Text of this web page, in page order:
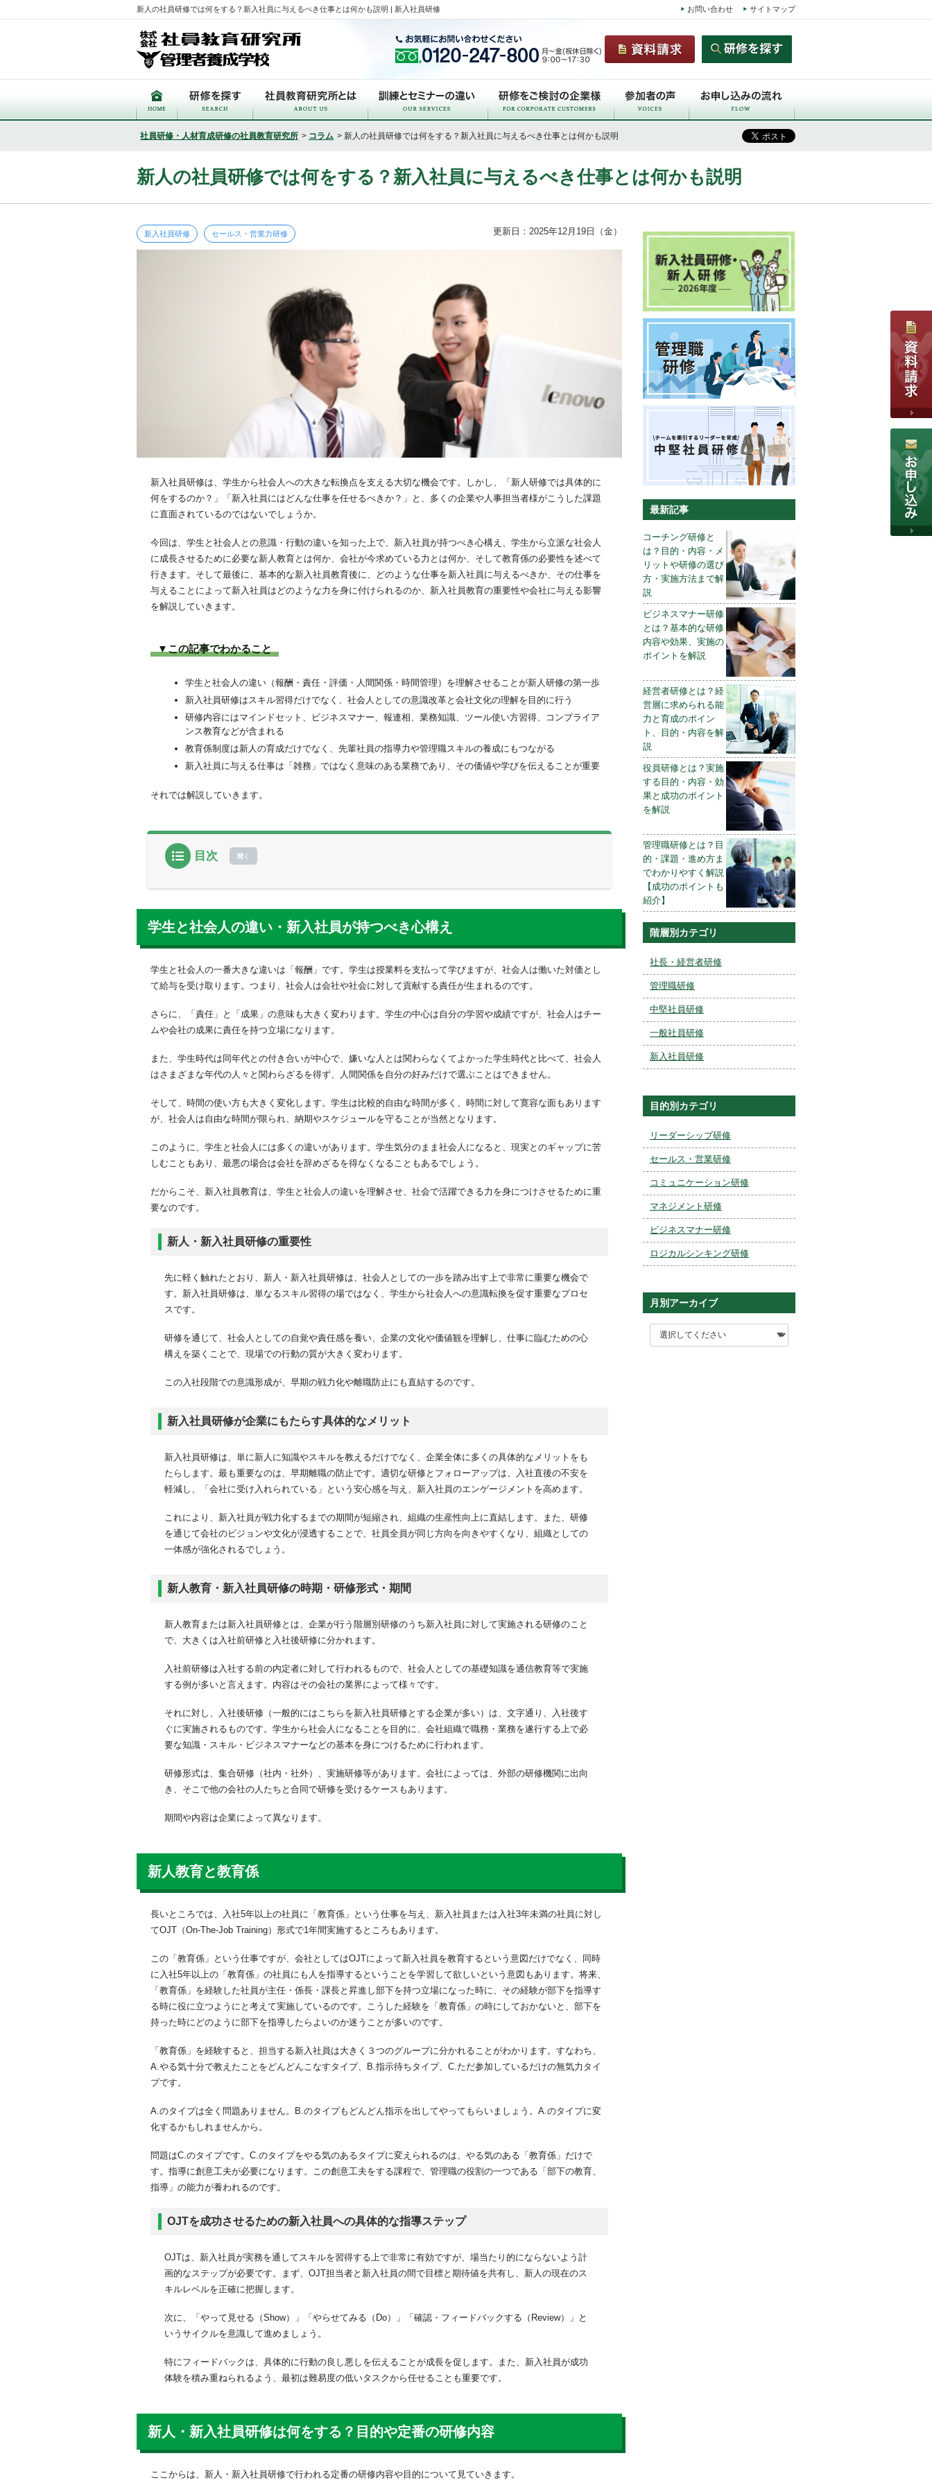
新人の社員研修では何をする？新入社員に与えるべき仕事とは何かも説明 | 新入社員研修 サイトマップ
お問い合わせ
社員研修・人材育成研修の社員教育研究所 > コラム > 新人の社員研修では何をする？新入社員に与えるべき仕事とは何かも説明
新人の社員研修では何をする？新入社員に与えるべき仕事とは何かも説明
新入社員研修 セールス・営業力研修 更新日：2025年12月19日（金）
新入社員研修は、学生から社会人への大きな転換点を支える大切な機会です。しかし、「新人研修では具体的に
何をするのか？」「新入社員にはどんな仕事を任せるべきか？」と、多くの企業や人事担当者様がこうした課題
に直面されているのではないでしょうか。
今回は、学生と社会人との意識・行動の違いを知った上で、新入社員が持つべき心構え、学生から立派な社会人
に成長させるために必要な新人教育とは何か、会社が今求めている力とは何か、そして教育係の必要性を述べて
行きます。そして最後に、基本的な新入社員教育後に、どのような仕事を新入社員に与えるべきか、その仕事を
与えることによって新入社員はどのような力を身に付けられるのか、新入社員教育の重要性や会社に与える影響
を解説していきます。
▼この記事でわかること
学生と社会人の違い（報酬・責任・評価・人間関係・時間管理）を理解させることが新人研修の第一歩
新入社員研修はスキル習得だけでなく、社会人としての意識改革と会社文化の理解を目的に行う
研修内容にはマインドセット、ビジネスマナー、報連相、業務知識、ツール使い方習得、コンプライア
ンス教育などが含まれる
教育係制度は新人の育成だけでなく、先輩社員の指導力や管理職スキルの養成にもつながる
新入社員に与える仕事は「雑務」ではなく意味のある業務であり、その価値や学びを伝えることが重要
それでは解説していきます。
目次
学生と社会人の違い・新入社員が持つべき心構え
新入社員研修が企業にもたらす具体的なメリット
OJTを成功させるための新入社員への具体的な指導ステップ
社会人としてのマインドセットを身に付ける
ビジネスマナー・接遇の習得
仕事の進め方や報連相
ツールやシステムの使い方習得
コミュニケーション能力向上
新入社員の主体性を育てる研修設計のポイント
なぜ研修するのかを明確にし、本人にも伝える
研修後のフォローアップ体制を整える
新入社員を早期戦力化するための“仕事の任せ方”の工夫
新入社員の心構え・意識改革におすすめの新人研修
新入社員に仕事を与える上司・管理職向け研修
FAQ
学生と社会人の違い・新入社員が持つべき心構え
学生と社会人の一番大きな違いは「報酬」です。学生は授業料を支払って学びますが、社会人は働いた対価とし
て給与を受け取ります。つまり、社会人は会社や社会に対して貢献する責任が生まれるのです。
さらに、「責任」と「成果」の意味も大きく変わります。学生の中心は自分の学習や成績ですが、社会人はチー
ムや会社の成果に責任を持つ立場になります。
また、学生時代は同年代との付き合いが中心で、嫌いな人とは関わらなくてよかった学生時代と比べて、社会人
はさまざまな年代の人々と関わらざるを得ず、人間関係を自分の好みだけで選ぶことはできません。
そして、時間の使い方も大きく変化します。学生は比較的自由な時間が多く、時間に対して寛容な面もあります
が、社会人は自由な時間が限られ、納期やスケジュールを守ることが当然となります。
このように、学生と社会人には多くの違いがあります。学生気分のまま社会人になると、現実とのギャップに苦
しむこともあり、最悪の場合は会社を辞めざるを得なくなることもあるでしょう。
だからこそ、新入社員教育は、学生と社会人の違いを理解させ、社会で活躍できる力を身につけさせるために重
要なのです。
新人・新入社員研修の重要性
先に軽く触れたとおり、新人・新入社員研修は、社会人としての一歩を踏み出す上で非常に重要な機会で
す。新入社員研修は、単なるスキル習得の場ではなく、学生から社会人への意識転換を促す重要なプロセ
スです。
研修を通じて、社会人としての自覚や責任感を養い、企業の文化や価値観を理解し、仕事に臨むための心
構えを築くことで、現場での行動の質が大きく変わります。
この入社段階での意識形成が、早期の戦力化や離職防止にも直結するのです。
新入社員研修が企業にもたらす具体的なメリット
新入社員研修は、単に新人に知識やスキルを教えるだけでなく、企業全体に多くの具体的なメリットをも
たらします。最も重要なのは、早期離職の防止です。適切な研修とフォローアップは、入社直後の不安を
軽減し、「会社に受け入れられている」という安心感を与え、新入社員のエンゲージメントを高めます。
これにより、新入社員が戦力化するまでの期間が短縮され、組織の生産性向上に直結します。また、研修
を通じて会社のビジョンや文化が浸透することで、社員全員が同じ方向を向きやすくなり、組織としての
一体感が強化されるでしょう。
新人教育・新入社員研修の時期・研修形式・期間
新人教育または新入社員研修とは、企業が行う階層別研修のうち新入社員に対して実施される研修のこと
で、大きくは入社前研修と入社後研修に分かれます。
入社前研修は入社する前の内定者に対して行われるもので、社会人としての基礎知識を通信教育等で実施
する例が多いと言えます。内容はその会社の業界によって様々です。
それに対し、入社後研修（一般的にはこちらを新入社員研修とする企業が多い）は、文字通り、入社後す
ぐに実施されるものです。学生から社会人になることを目的に、会社組織で職務・業務を遂行する上で必
要な知識・スキル・ビジネスマナーなどの基本を身につけるために行われます。
研修形式は、集合研修（社内・社外）、実施研修等があります。会社によっては、外部の研修機関に出向
き、そこで他の会社の人たちと合同で研修を受けるケースもあります。
期間や内容は企業によって異なります。
新人教育と教育係
長いところでは、入社5年以上の社員に「教育係」という仕事を与え、新入社員または入社3年未満の社員に対し
てOJT（On-The-Job Training）形式で1年間実施するところもあります。
この「教育係」という仕事ですが、会社としてはOJTによって新入社員を教育するという意図だけでなく、同時
に入社5年以上の「教育係」の社員にも人を指導するということを学習して欲しいという意図もあります。将来、
「教育係」を経験した社員が主任・係長・課長と昇進し部下を持つ立場になった時に、その経験が部下を指導す
る時に役に立つようにと考えて実施しているのです。こうした経験を「教育係」の時にしておかないと、部下を
持った時にどのように部下を指導したらよいのか迷うことが多いのです。
「教育係」を経験すると、担当する新入社員は大きく３つのグループに分かれることがわかります。すなわち、
A.やる気十分で教えたことをどんどんこなすタイプ、B.指示待ちタイプ、C.ただ参加しているだけの無気力タイ
プです。
A.のタイプは全く問題ありません。B.のタイプもどんどん指示を出してやってもらいましょう。A.のタイプに変
化するかもしれませんから。
問題はC.のタイプです。C.のタイプをやる気のあるタイプに変えられるのは、やる気のある「教育係」だけで
す。指導に創意工夫が必要になります。この創意工夫をする課程で、管理職の役割の一つである「部下の教育、
指導」の能力が養われるのです。
OJTを成功させるための新入社員への具体的な指導ステップ
OJTは、新入社員が実務を通してスキルを習得する上で非常に有効ですが、場当たり的にならないよう計
画的なステップが必要です。まず、OJT担当者と新入社員の間で目標と期待値を共有し、新人の現在のス
キルレベルを正確に把握します。
次に、「やって見せる（Show）」「やらせてみる（Do）」「確認・フィードバックする（Review）」と
いうサイクルを意識して進めましょう。
特にフィードバックは、具体的に行動の良し悪しを伝えることが成長を促します。また、新入社員が成功
体験を積み重ねられるよう、最初は難易度の低いタスクから任せることも重要です。
新人・新入社員研修は何をする？目的や定番の研修内容
ここからは、新人・新入社員研修で行われる定番の研修内容や目的について見ていきます。
最新記事
コーチング研修と
は？目的・内容・メ
リットや研修の選び
方・実施方法まで解
説
ビジネスマナー研修
とは？基本的な研修
内容や効果、実施の
ポイントを解説
経営者研修とは？経
営層に求められる能
力と育成のポイン
ト、目的・内容を解
説
役員研修とは？実施
する目的・内容・効
果と成功のポイント
を解説
管理職研修とは？目
的・課題・進め方ま
でわかりやすく解説
【成功のポイントも
紹介】
階層別カテゴリ
社長・経営者研修
管理職研修
中堅社員研修
一般社員研修
新入社員研修
目的別カテゴリ
リーダーシップ研修
セールス・営業研修
コミュニケーション研修
マネジメント研修
ビジネスマナー研修
ロジカルシンキング研修
月別アーカイブ